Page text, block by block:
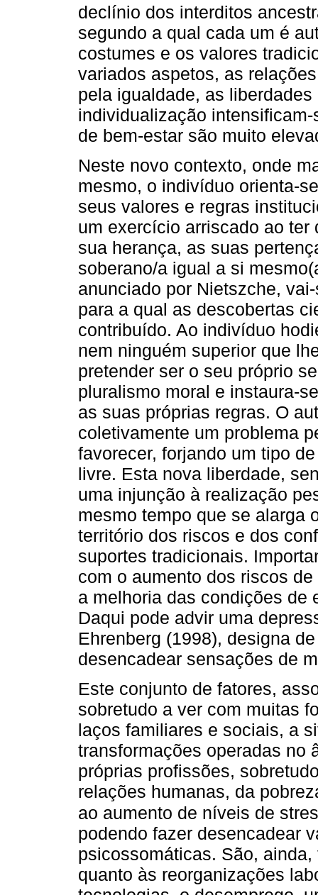
declínio dos interditos
segundo a qual cada um é
costumes e os valores
variados aspetos, as
pela igualdade, as
individualização
de bem-estar são muito
Neste novo contexto, onde
mesmo, o indivíduo orienta-
seus valores e regras
um exercício arriscado ao
sua herança, as suas
soberano/a igual a si
anunciado por Nietszche,
para a qual as descobertas
contribuído. Ao indivíduo
nem ninguém superior que
pretender ser o seu próprio
pluralismo moral e instaura-
as suas próprias regras. O
coletivamente um problema
favorecer, forjando um tipo
livre. Esta nova liberdade,
uma injunção à realização
mesmo tempo que se alarga
território dos riscos e dos
suportes tradicionais.
com o aumento dos riscos
a melhoria das condições de
Daqui pode advir uma
Ehrenberg (1998), designa
desencadear sensações de
Este conjunto de fatores,
sobretudo a ver com muitas
laços familiares e sociais, a
transformações operadas no
próprias profissões,
relações humanas, da
ao aumento de níveis de
podendo fazer desencadear
psicossomáticas. São,
quanto às reorganizações